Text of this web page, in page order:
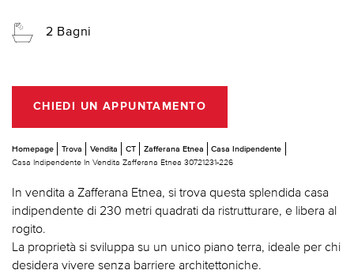
2 Bagni
CHIEDI UN APPUNTAMENTO
Homepage Trova Vendita CT Zafferana Etnea
Casa Indipendente
Casa Indipendente In Vendita Zafferana Etnea 30721231-226
In vendita a Zafferana Etnea, si trova questa splendida casa
indipendente di 230 metri quadrati da ristrutturare, e libera al
rogito.
La proprietà si sviluppa su un unico piano terra, ideale per chi
desidera vivere senza barriere architettoniche.